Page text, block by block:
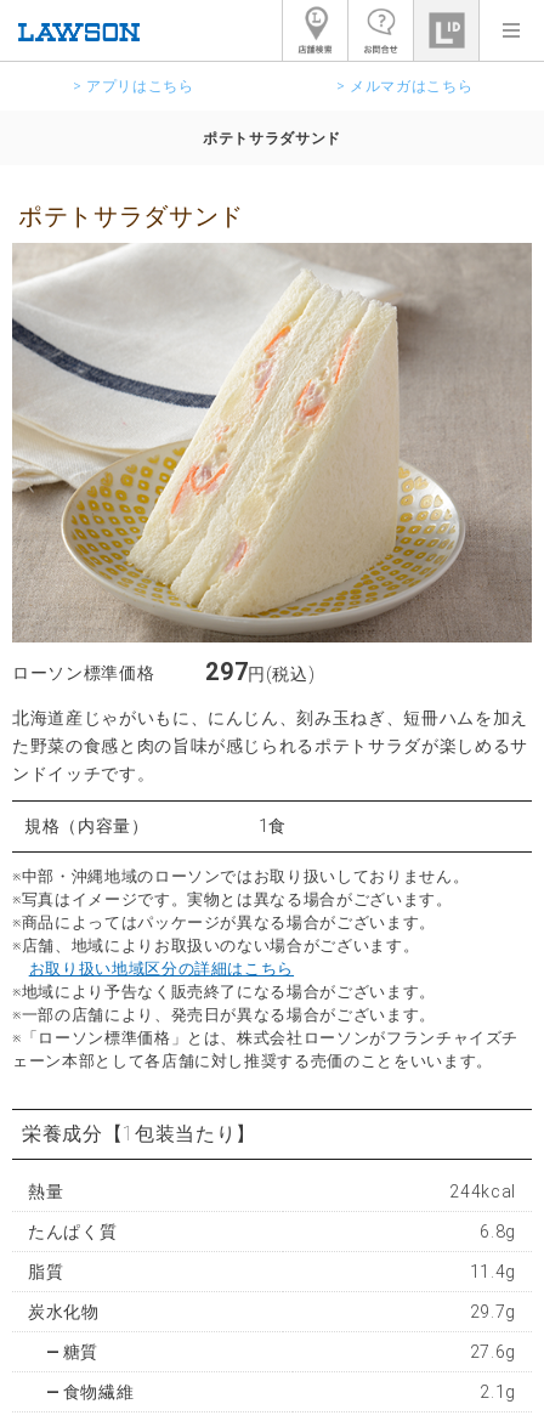
> アプリはこちら > メルマガはこちら
ポテトサラダサンド
ポテトサラダサンド
ローソン標準価格 297円(税込)
北海道産じゃがいもに、にんじん、刻み玉ねぎ、短冊ハムを加え
た野菜の食感と肉の旨味が感じられるポテトサラダが楽しめるサ
ンドイッチです。
規格（内容量） 1食
※中部・沖縄地域のローソンではお取り扱いしておりません。
※写真はイメージです。実物とは異なる場合がございます。
※商品によってはパッケージが異なる場合がございます。
※店舗、地域によりお取扱いのない場合がございます。
お取り扱い地域区分の詳細はこちら
※地域により予告なく販売終了になる場合がございます。
※一部の店舗により、発売日が異なる場合がございます。
※「ローソン標準価格」とは、株式会社ローソンがフランチャイズチ
ェーン本部として各店舗に対し推奨する売価のことをいいます。
栄養成分 【1包装当たり】
熱量 244kcal
たんぱく質 6.8g
脂質 11.4g
炭水化物 29.7g
糖質 27.6g
食物繊維 2.1g